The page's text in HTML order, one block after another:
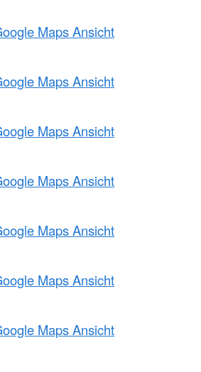
Maps Ansicht
Maps Ansicht
Maps Ansicht
Maps Ansicht
Maps Ansicht
Maps Ansicht
Maps Ansicht